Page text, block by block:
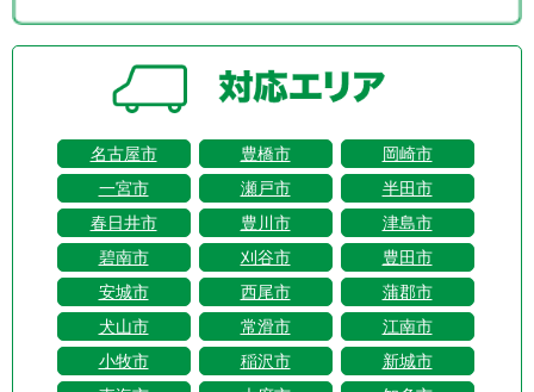
名古屋市 豊橋市
岡崎市
一宮市
瀬戸市
半田市
春日井市
豊川市
津島市
碧南市
刈谷市
豊田市
安城市
西尾市
蒲郡市
犬山市
常滑市
江南市
小牧市
稲沢市
新城市